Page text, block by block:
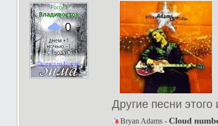
Другие песни
Bryan Adams - Cloud